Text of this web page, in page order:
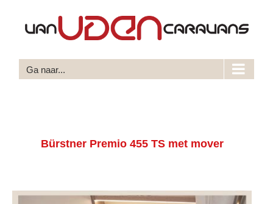
inhoud
Ga naar...
Bürstner Premio 455 TS met mover